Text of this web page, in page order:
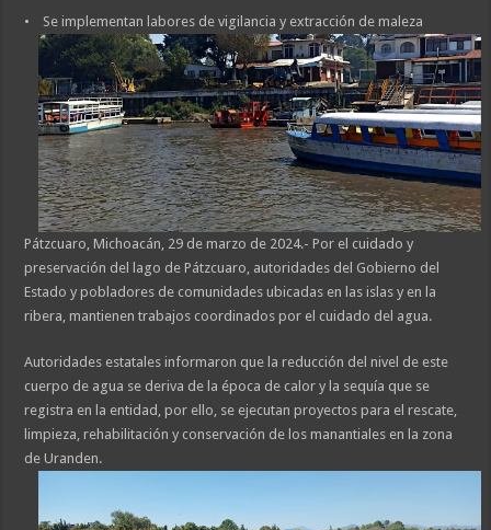
• Se implementan labores de vigilancia y extracción de maleza
Pátzcuaro, Michoacán, 29 de marzo de 2024.- Por el cuidado y
preservación del lago de Pátzcuaro, autoridades del Gobierno del
Estado y pobladores de comunidades ubicadas en las islas y en la
ribera, mantienen trabajos coordinados por el cuidado del agua.
Autoridades estatales informaron que la reducción del nivel de este
cuerpo de agua se deriva de la época de calor y la sequía que se
registra en la entidad, por ello, se ejecutan proyectos para el rescate,
limpieza, rehabilitación y conservación de los manantiales en la zona
de Uranden.